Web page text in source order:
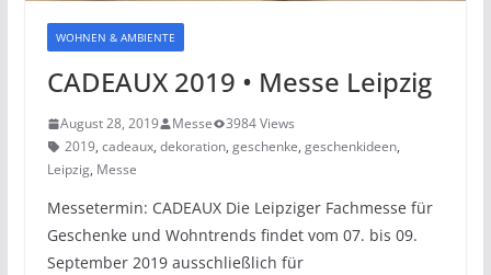
WOHNEN & AMBIENTE
CADEAUX 2019 • Messe Leipzig
August 28, 2019 Messe
3984 Views
2019, cadeaux, dekoration, geschenke, geschenkideen,
Leipzig, Messe
Messetermin: CADEAUX Die Leipziger Fachmesse für
Geschenke und Wohntrends findet vom 07. bis 09.
September 2019 ausschließlich für